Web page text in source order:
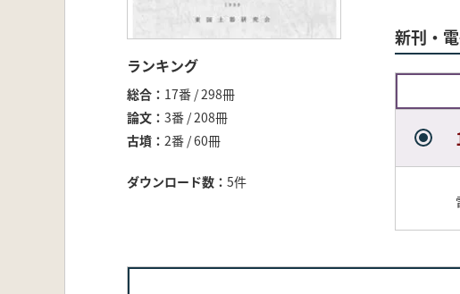
ランキング
総合
17番 / 298冊
論文
3番 / 208冊
古墳
2番 / 60冊
ダウンロード数 5件
新刊・